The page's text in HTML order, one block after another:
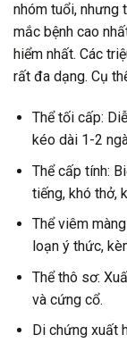
nhóm tuổi, nhưng
mắc bệnh cao
hiểm nhất. Các
rất đa dạng. Cụ
Thể tối cấp:
kéo dài 1-2
Thể cấp tính:
tiếng, khó thở,
Thể viêm
loạn ý thức,
Thể thô sơ:
và cứng cổ.
Di chứng xuất